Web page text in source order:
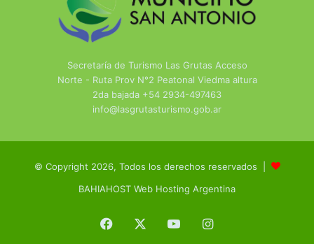
Secretaría de Turismo Las Grutas Acceso
Norte - Ruta Prov N°2 Peatonal Viedma altura
2da bajada +54 2934-497463
info@lasgrutasturismo.gob.ar
© Copyright 2026, Todos los derechos reservados |
BAHIAHOST Web Hosting Argentina
Facebook YouTubeInstagram